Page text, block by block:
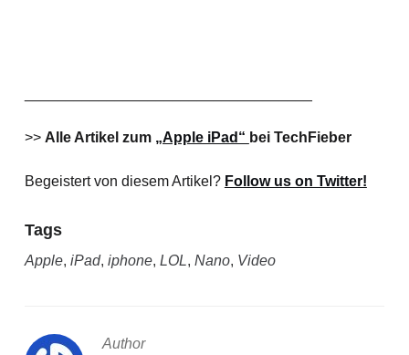
>> Alle Artikel zum „Apple iPad“ bei TechFieber
Begeistert von diesem Artikel? Follow us on Twitter!
Tags
Apple, iPad, iphone, LOL, Nano, Video
Author